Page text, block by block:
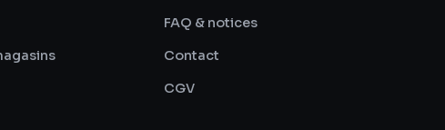
FAQ & notices
Contact
CGV